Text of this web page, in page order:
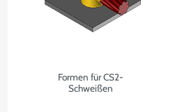
Formen für CS2-
Schweißen